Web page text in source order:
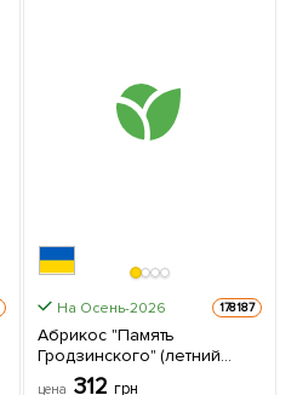
На Осень-2026 178187
Абрикос "Память
Гродзинского" (летний
сорт, поздний срок
цена 312 грн